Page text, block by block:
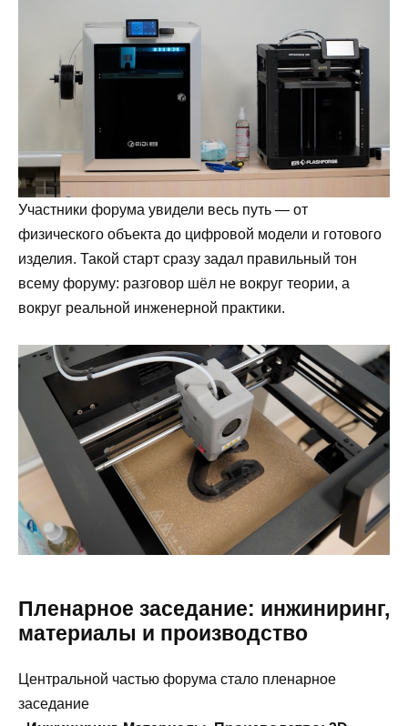
Участники форума увидели весь путь — от
физического объекта до цифровой модели и готового
изделия. Такой старт сразу задал правильный тон
всему форуму: разговор шёл не вокруг теории, а
вокруг реальной инженерной практики.
Пленарное заседание: инжиниринг,
материалы и производство
Центральной частью форума стало пленарное
заседание